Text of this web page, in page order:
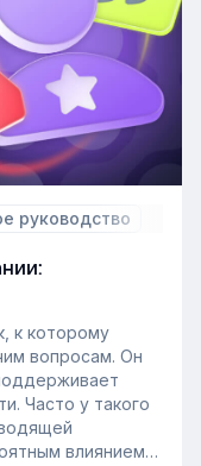
руководство
к которому
вопросам. Он
Часто у такого
влиянием